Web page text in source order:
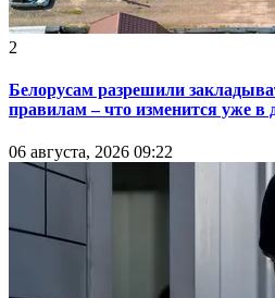
2
Белорусам разрешили
правилам – что изменится уже в
06 августа, 2026 09:22